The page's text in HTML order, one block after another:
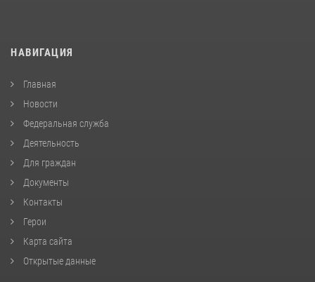
НАВИГАЦИЯ
Главная
Новости
Федеральная служба
Деятельность
Для граждан
Документы
Контакты
Герои
Карта сайта
Открытые данные